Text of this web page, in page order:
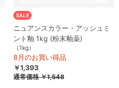
ニュアンスカラー・アッシュミ
ント釉 1kg (粉末釉薬)
（1kg）
8月のお買い得品
￥1,393
通常価格￥1,548